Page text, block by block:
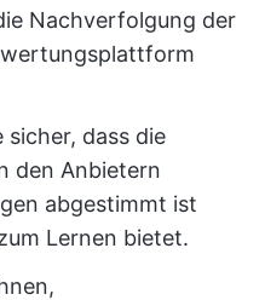
Nachverfolgung der
sicher, dass die
den Anbietern
abgestimmt ist
Lernen bietet.